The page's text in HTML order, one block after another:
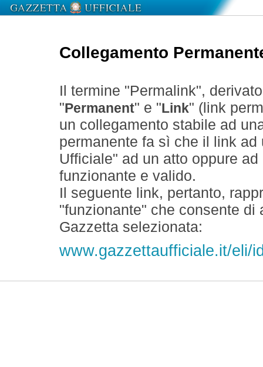
Collegamento
Il termine "Permalink",
" Permanent" e " Link" (link
un collegamento stabile ad
permanente fa sì che il link
Ufficiale" ad un atto oppure
funzionante e valido.
Il seguente link, pertanto,
"funzionante" che consente
Gazzetta selezionata:
www.gazzettaufficiale.it/eli/